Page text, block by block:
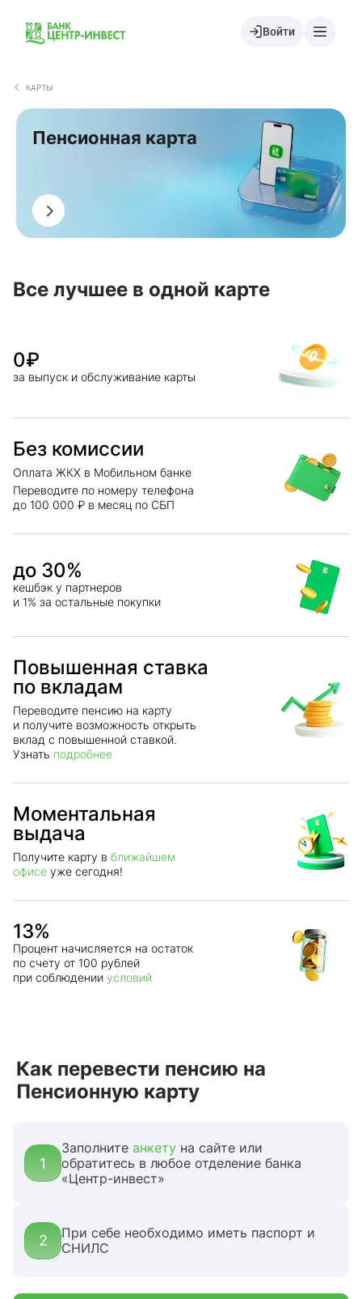
Войти
КАРТЫ
Пенсионная карта
Оформить
Все лучшее в одной карте
0₽
за выпуск и обслуживание карты
Без комиссии
Оплата ЖКХ в Мобильном банке
Переводите по номеру телефона
до 100 000 ₽ в месяц по СБП
до 30%
кешбэк у партнеров
и 1% за остальные покупки
Повышенная ставка
по вкладам
Переводите пенсию на карту
и получите возможность открыть
вклад с повышенной ставкой.
Узнать подробнее
Моментальная
выдача
Получите карту в ближайшем
офисе уже сегодня!
13%
Процент начисляется на остаток
по счету от 100 рублей
при соблюдении условий
Как перевести пенсию на
Пенсионную карту
1
Заполните анкету на сайте или
обратитесь в любое отделение банка
«Центр-инвест»
2
При себе необходимо иметь паспорт и
СНИЛС